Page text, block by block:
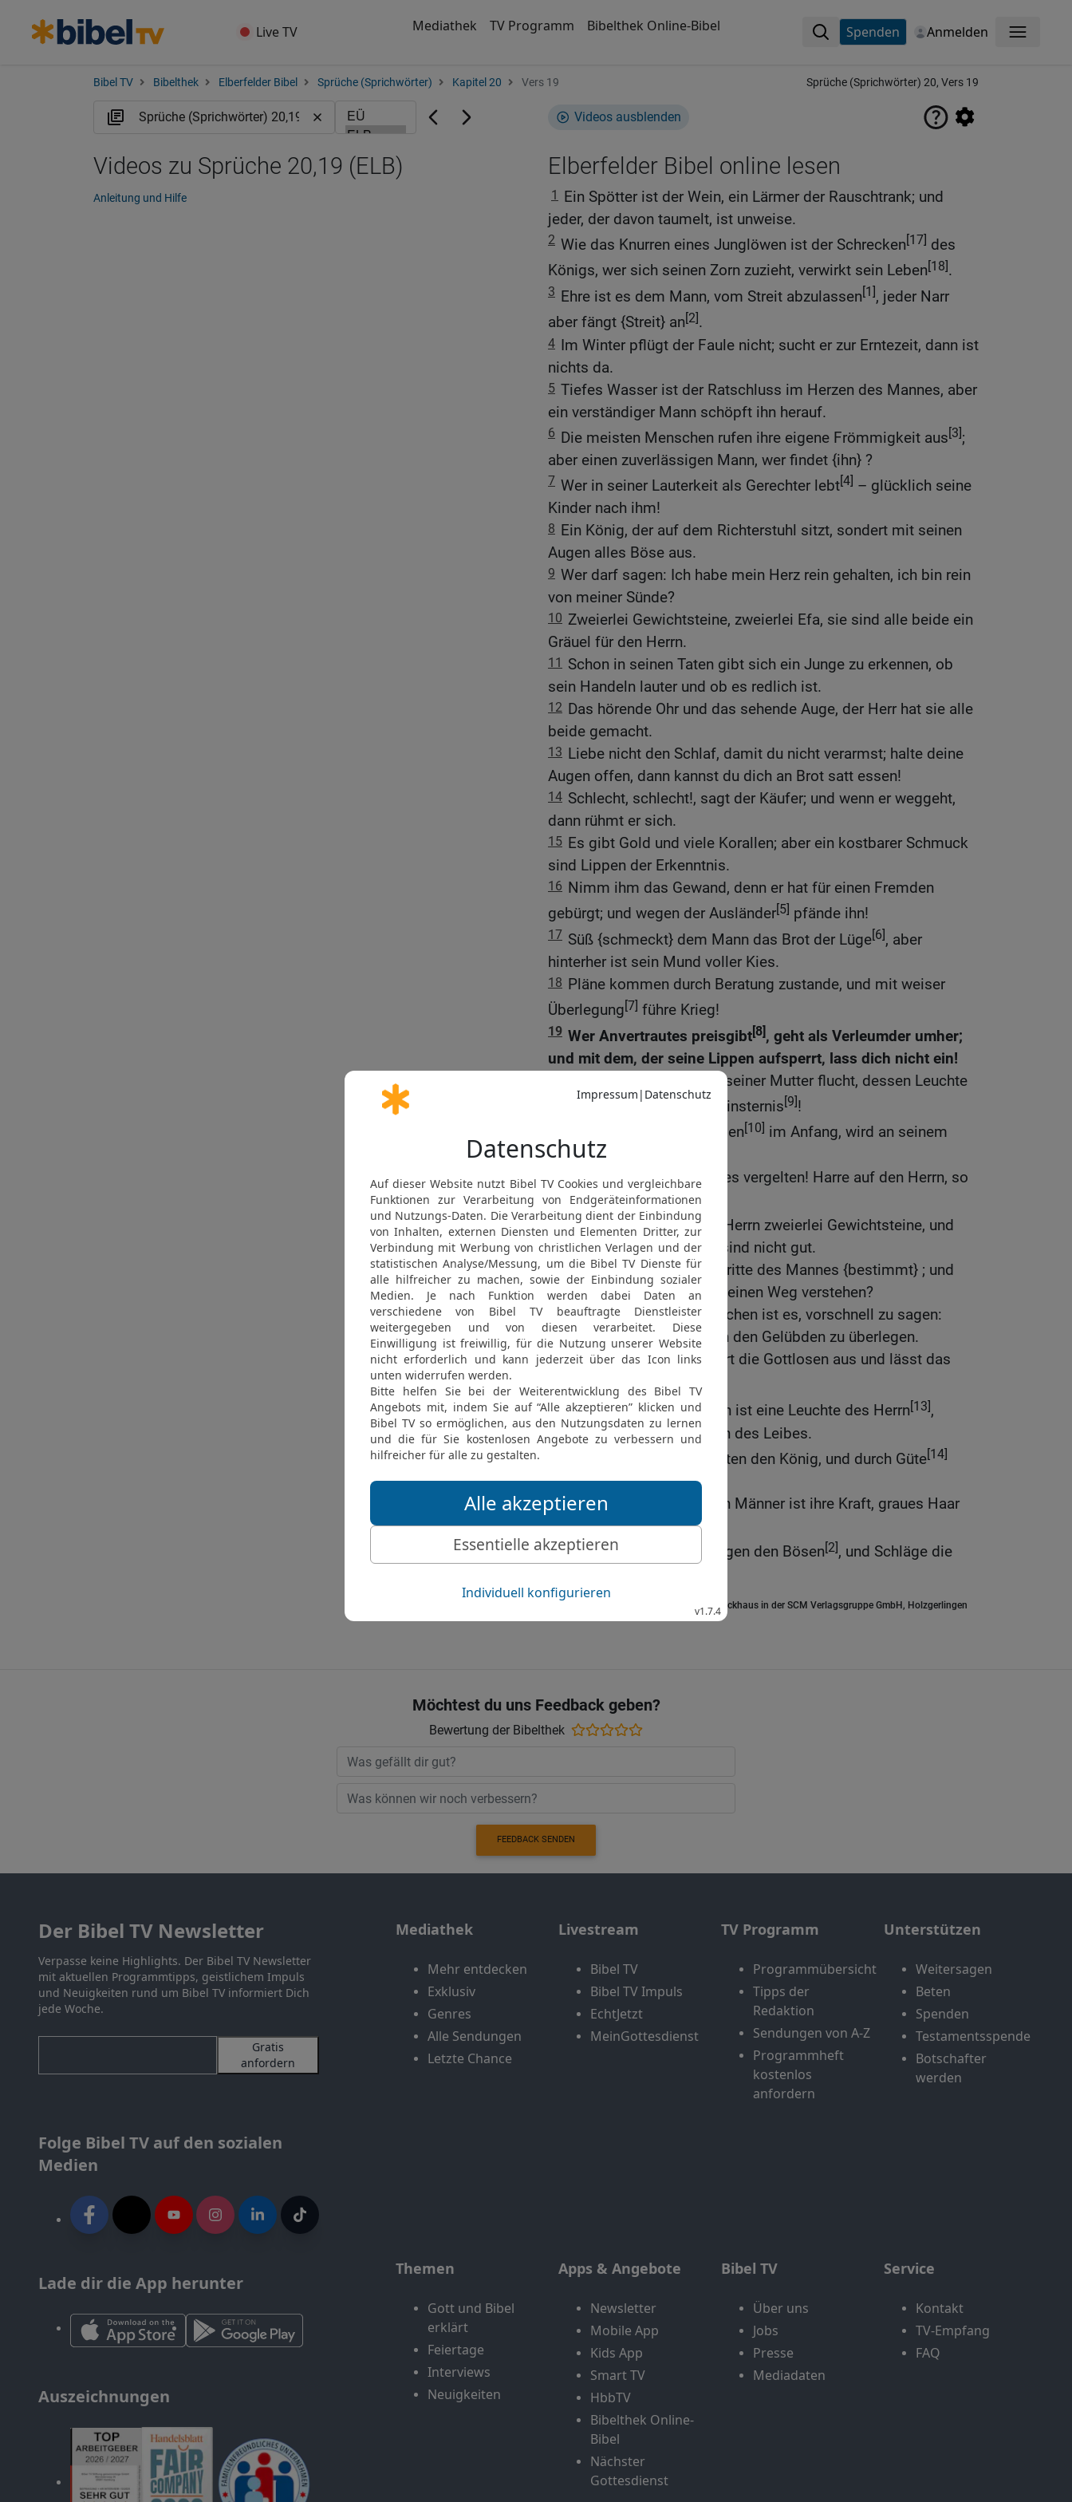
Live TV Mediathek TV Programm Bibelthek Online-Bibel Spenden Anmelden Menü
Bibel TV Bibelthek Elberfelder Bibel Sprüche (Sprichwörter) Kapitel 20 Vers 19 Sprüche (Sprichwörter) 20, Vers 19
Videos ausblenden
Elberfelder Bibel online lesen
1 Ein Spötter ist der Wein, ein Lärmer der Rauschtrank; und
jeder, der davon taumelt, ist unweise.
2 Wie das Knurren eines Junglöwen ist der Schrecken[17] des
Königs, wer sich seinen Zorn zuzieht, verwirkt sein Leben[18].
3 Ehre ist es dem Mann, vom Streit abzulassen[1], jeder Narr
aber fängt {Streit} an[2].
4 Im Winter pflügt der Faule nicht; sucht er zur Erntezeit, dann ist
nichts da.
5 Tiefes Wasser ist der Ratschluss im Herzen des Mannes, aber
ein verständiger Mann schöpft ihn herauf.
6 Die meisten Menschen rufen ihre eigene Frömmigkeit aus[3];
aber einen zuverlässigen Mann, wer findet {ihn} ?
7 Wer in seiner Lauterkeit als Gerechter lebt[4] – glücklich seine
Kinder nach ihm!
8 Ein König, der auf dem Richterstuhl sitzt, sondert mit seinen
Augen alles Böse aus.
9 Wer darf sagen: Ich habe mein Herz rein gehalten, ich bin rein
von meiner Sünde?
10 Zweierlei Gewichtsteine, zweierlei Efa, sie sind alle beide ein
Gräuel für den Herrn.
11
Schon in seinen Taten gibt sich ein Junge zu erkennen, ob
sein Handeln lauter und ob es redlich ist.
12 Das hörende Ohr und das sehende Auge, der Herr hat sie alle
beide gemacht.
13 Liebe nicht den Schlaf, damit du nicht verarmst; halte deine
Augen offen, dann kannst du dich an Brot satt essen!
14 Schlecht, schlecht!, sagt der Käufer; und wenn er weggeht,
dann rühmt er sich.
15 Es gibt Gold und viele Korallen; aber ein kostbarer Schmuck
sind Lippen der Erkenntnis.
16 Nimm ihm das Gewand, denn er hat für einen Fremden
gebürgt; und wegen der Ausländer[5] pfände ihn!
17 Süß {schmeckt} dem Mann das Brot der Lüge[6], aber
hinterher ist sein Mund voller Kies.
18 Pläne kommen durch Beratung zustande, und mit weiser
Überlegung[7] führe Krieg!
19 Wer Anvertrautes preisgibt[8], geht als Verleumder umher;
und mit dem, der seine Lippen aufsperrt, lass dich nicht ein!
Wer seinem Vater oder seiner Mutter flucht, dessen Leuchte
wird erlöschen in tiefster Finsternis[9]!
Ein Erbe, schnell erworben[10] im Anfang, wird an seinem
Ende nicht gesegnet sein.
Sage nicht: Ich will Böses vergelten! Harre auf den Herrn, so
wird er dich retten[11]!
23 Ein Gräuel sind für den Herrn zweierlei Gewichtsteine, und
trügerische Waagschalen sind nicht gut.
24 Vom Herrn sind die Schritte des Mannes {bestimmt} ; und
der Mensch, wie sollte er seinen Weg verstehen?
25 Eine Falle für den Menschen ist es, vorschnell zu sagen:
Geheiligt! – und {erst} nach den Gelübden zu überlegen.
26 Ein weiser König sondert die Gottlosen aus und lässt das
Rad über sie gehen
.
27 Der Geist des Menschen ist eine Leuchte des Herrn[13],
durchforscht alle Kammern des Leibes.
und Treue behüten den König, und durch Güte[14]
stützt er seinen Thron.
29 Der Schmuck der jungen Männer ist ihre Kraft, graues Haar
aber die Zierde der Alten.
30 Blutige Striemen reinigen den Bösen[2], und Schläge die
Elberfelder Bibel 2006, © 2006 SCM R.Brockhaus in der SCM Verlagsgruppe GmbH, Holzgerlingen
Videos zu Sprüche 20,19 (ELB)
Anleitung und Hilfe
Möchtest du uns Feedback geben?
Bewertung der Bibelthek
FEEDBACK SENDEN
Der Bibel TV Newsletter
Verpasse keine Highlights. Der Bibel TV Newsletter
mit aktuellen Programmtipps, geistlichem Impuls
und Neuigkeiten rund um Bibel TV informiert Dich
jede Woche.
Gratis
anfordern
Folge Bibel TV auf den sozialen
Medien
Lade dir die App herunter
Auszeichnungen
Mediathek
Mehr entdecken
Exklusiv
Genres
Alle Sendungen
Letzte Chance
Livestream
Bibel TV
Bibel TV Impuls
EchtJetzt
MeinGottesdienst
TV Programm
Programmübersicht
Tipps der
Redaktion
Sendungen von A-Z
Programmheft
kostenlos
anfordern
Unterstützen
Weitersagen
Beten
Spenden
Testamentsspende
Botschafter
werden
Themen
Gott und Bibel
erklärt
Feiertage
Interviews
Neuigkeiten
Apps & Angebote
Newsletter
Mobile App
Kids App
Smart TV
HbbTV
Bibelthek Online-
Bibel
Nächster
Gottesdienst
Bibel TV
Über uns
Jobs
Presse
Mediadaten
Service
Kontakt
TV-Empfang
FAQ